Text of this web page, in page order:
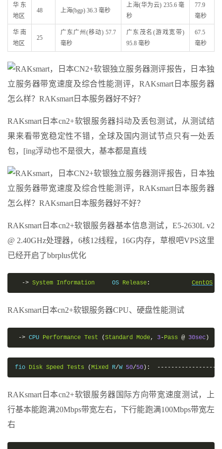
华东
地区
48 上海(bgp) 36.3 毫秒
上海(华为云) 235.6 毫
秒
77.9
毫秒
华南
地区
25
广东广州(移动) 57.7
毫秒
广东茂名(游戏宽带)
95.8 毫秒
67.5
毫秒
RAKsmart日本cn2+软银服务器抖动及丢包测试，从测试结
果来看带宽稳定性不错，全球及国内测试节点只有一处丢
包，[ing浮动也不是很大，基本都是直线
RAKsmart日本cn2+软银服务器基本信息测试，E5-2630L v2
@ 2.40GHz处理器，6核12线程，16G内存，草根吧VPS这里
已经开启了bbrplus优化
-> System Information
     OS
Release : CentOS
RAKsmart日本cn2+软银服务器CPU、硬盘性能测试
-> CPU Performance Test (Standard Mode, 3-Pass @ 30sec )
fio Disk Speed Tests (Mixed R/W 50/50 ):
RAKsmart日本cn2+软银服务器国际方向带宽速度测试，上
行基本能跑满20Mbps带宽左右，下行能跑满100Mbps带宽左
右